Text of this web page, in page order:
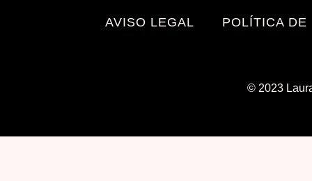
AVISO LEGAL POLÍTICA DE
© 2023